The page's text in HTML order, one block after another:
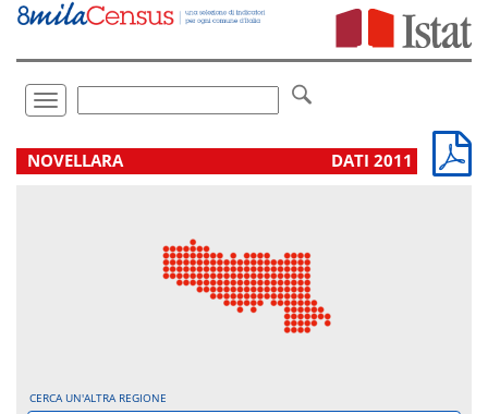
Vai
direttamente
Toggle
navigation
.
NOVELLARA DATI 2011
CERCA UN'ALTRA REGIONE